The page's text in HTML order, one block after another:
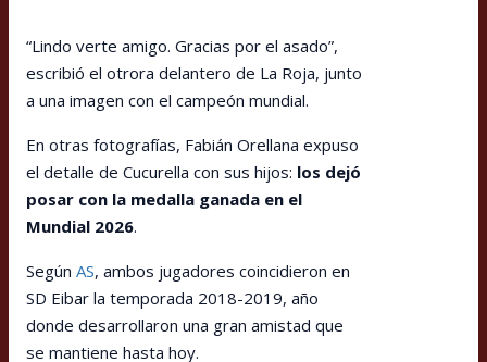
“Lindo verte amigo. Gracias por el asado”,
escribió el otrora delantero de La Roja, junto
a una imagen con el campeón mundial.
En otras fotografías, Fabián Orellana expuso
el detalle de Cucurella con sus hijos: los dejó
posar con la medalla ganada en el
Mundial 2026.
Según AS, ambos jugadores coincidieron en
SD Eibar la temporada 2018-2019, año
donde desarrollaron una gran amistad que
se mantiene hasta hoy.